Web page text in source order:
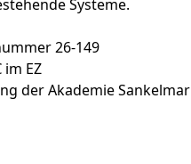
Systeme.
26-149
im EZ
der Akademie